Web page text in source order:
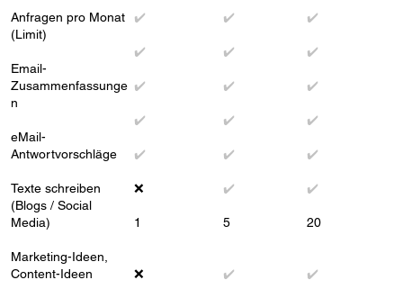
Anfragen pro Monat
(Limit)
Email-
Zusammenfassunge
n
eMail-
Antwortvorschläge
Texte schreiben
(Blogs / Social
Media)
Marketing-Ideen,
Content-Ideen
✔️
✔️
✔️
✔️
✔️
❌
1
❌
✔️
✔️
✔️
✔️
✔️
✔️
5
✔️
✔️
✔️
✔️
✔️
✔️
✔️
20
✔️